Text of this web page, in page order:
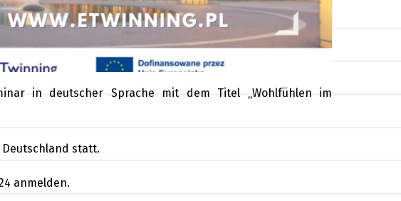
in deutscher Sprache mit dem Titel „Wohlfühlen im
Deutschland statt.
anmelden.